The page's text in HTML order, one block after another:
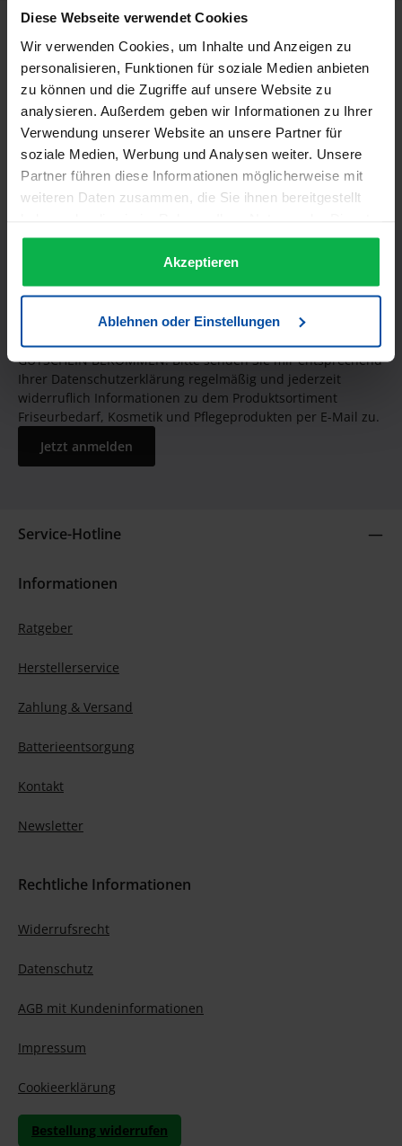
Diese Webseite verwendet Cookies
Wir verwenden Cookies, um Inhalte und Anzeigen zu
personalisieren, Funktionen für soziale Medien anbieten
zu können und die Zugriffe auf unsere Website zu
analysieren. Außerdem geben wir Informationen zu Ihrer
Verwendung unserer Website an unsere Partner für
soziale Medien, Werbung und Analysen weiter. Unsere
Partner führen diese Informationen möglicherweise mit
weiteren Daten zusammen, die Sie ihnen bereitgestellt
gesammelt haben.
Akzeptieren
Ablehnen oder Einstellungen
Goldwell Style Sign Lagoom Jam Styling Gel 150 ml Lagoom
Jam Styling Gel Sofortiger Hochglanz, ultrastarker Halt,
Textur un…
Mehr
Informationen zur Produktsicherheit
Trusted Shops Bewertungen
JETZT UNSEREN NEWSLETTER ABONNIEREN UND EINEN 5€
GUTSCHEIN BEKOMMEN! Bitte senden Sie mir entsprechend
Ihrer Datenschutzerklärung regelmäßig und jederzeit
widerruflich Informationen zu dem Produktsortiment
Friseurbedarf, Kosmetik und Pflegeprodukten per E-Mail zu.
Jetzt anmelden
Service-Hotline
Informationen
Ratgeber
Herstellerservice
Zahlung & Versand
Batterieentsorgung
Kontakt
Newsletter
Rechtliche Informationen
Widerrufsrecht
Datenschutz
AGB mit Kundeninformationen
Impressum
Cookieerklärung
Bestellung widerrufen